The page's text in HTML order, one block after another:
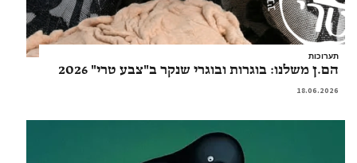
תערוכות
הם.ן משלנו: בוגרות ובוגרי שנקר ב"צבע טרי" 2026
18.06.2026